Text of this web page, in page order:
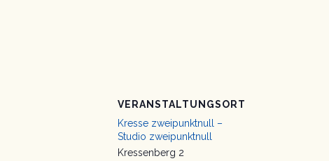
VERANSTALTUNGSORT
Kresse zweipunktnull –
Studio zweipunktnull
Kressenberg 2